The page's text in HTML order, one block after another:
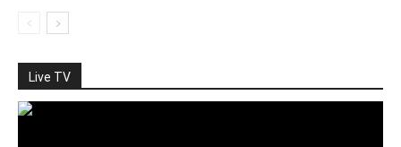
Live TV